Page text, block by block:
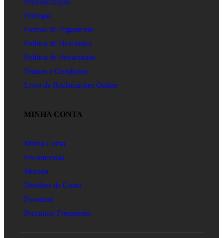
Entregas
Formas de Pagamento
Política de Descontos
Política de Privacidade
Termos e Condições
Livro de Reclamações Online
MINHA CONTA
Minha Conta
Encomendas
Morada
Detalhes da Conta
Favoritos
Perguntas Frequentes